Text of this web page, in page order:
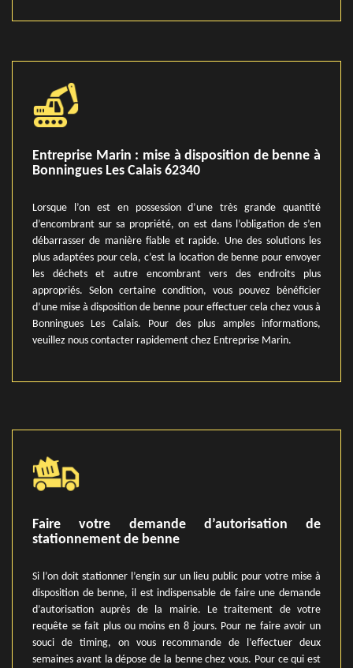
Entreprise Marin : mise à disposition de benne à
Bonningues Les Calais 62340
Lorsque l’on est en possession d’une très grande quantité
d’encombrant sur sa propriété, on est dans l’obligation de s’en
débarrasser de manière fiable et rapide. Une des solutions les
plus adaptées pour cela, c’est la location de benne pour envoyer
les déchets et autre encombrant vers des endroits plus
appropriés. Selon certaine condition, vous pouvez bénéficier
d’une mise à disposition de benne pour effectuer cela chez vous à
Bonningues Les Calais. Pour des plus amples informations,
veuillez nous contacter rapidement chez Entreprise Marin.
Faire votre demande d’autorisation de
stationnement de benne
Si l’on doit stationner l’engin sur un lieu public pour votre mise à
disposition de benne, il est indispensable de faire une demande
d’autorisation auprès de la mairie. Le traitement de votre
requête se fait plus ou moins en 8 jours. Pour ne faire avoir un
souci de timing, on vous recommande de l’effectuer deux
semaines avant la dépose de la benne chez vous. Pour ce qui est